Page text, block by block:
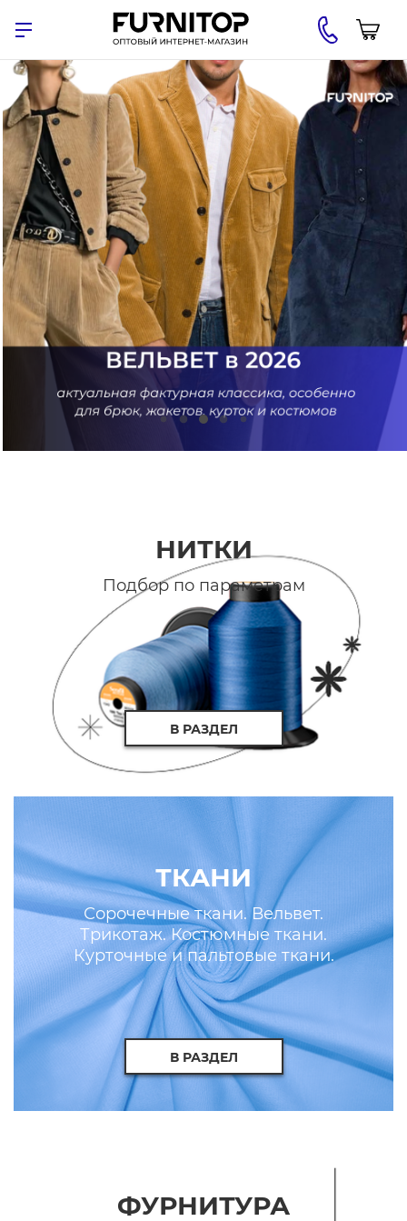
НИТКИ
Подбор по параметрам
В РАЗДЕЛ
ТКАНИ
Сорочечные ткани. Вельвет.
Трикотаж. Костюмные ткани.
Курточные и пальтовые ткани.
Искусственные кожа и мех.
В РАЗДЕЛ
ФУРНИТУРА